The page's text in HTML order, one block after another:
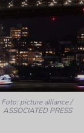
Foto: picture alliance /
ASSOCIATED PRESS